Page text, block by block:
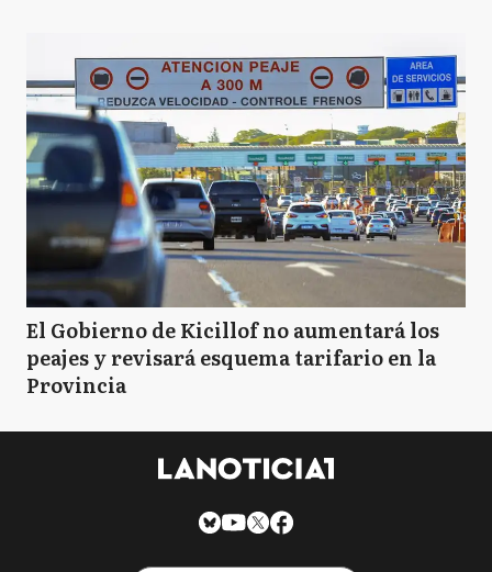
El Gobierno de Kicillof no aumentará los
peajes y revisará esquema tarifario en la
Provincia